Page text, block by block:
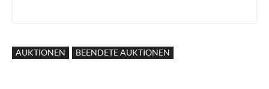
AUKTIONEN BEENDETE AUKTIONEN